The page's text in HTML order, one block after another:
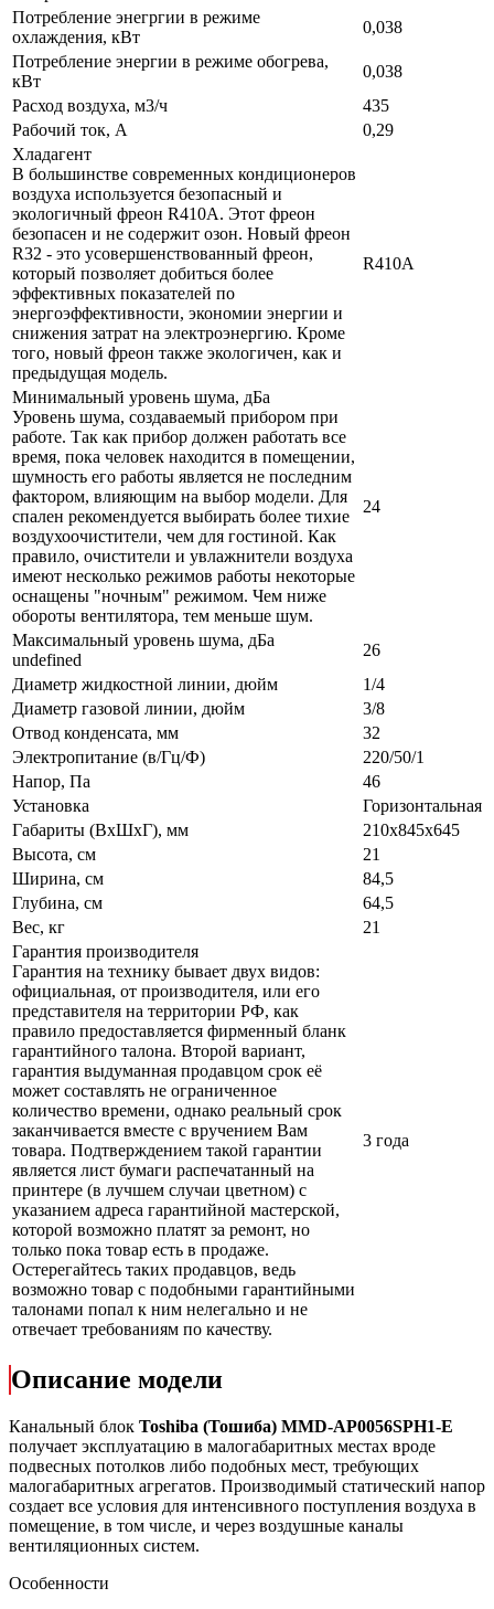
Потребление энегргии в режиме
охлаждения, кВт
0,038
Потребление энергии в режиме обогрева,
кВт
0,038
Расход воздуха, м3/ч
435
Рабочий ток, А
0,29
Хладагент
В большинстве современных кондиционеров
воздуха используется безопасный и
экологичный фреон R410A. Этот фреон
безопасен и не содержит озон. Новый фреон
R32 - это усовершенствованный фреон,
который позволяет добиться более
эффективных показателей по
энергоэффективности, экономии энергии и
снижения затрат на электроэнергию. Кроме
того, новый фреон также экологичен, как и
предыдущая модель.
R410A
Минимальный уровень шума, дБа
Уровень шума, создаваемый прибором при
работе. Так как прибор должен работать все
время, пока человек находится в помещении,
шумность его работы является не последним
фактором, влияющим на выбор модели. Для
спален рекомендуется выбирать более тихие
воздухоочистители, чем для гостиной. Как
правило, очистители и увлажнители воздуха
имеют несколько режимов работы некоторые
оснащены "ночным" режимом. Чем ниже
обороты вентилятора, тем меньше шум.
24
Максимальный уровень шума, дБа
undefined
26
Диаметр жидкостной линии, дюйм
1/4
Диаметр газовой линии, дюйм
3/8
Отвод конденсата, мм
32
Электропитание (в/Гц/Ф)
220/50/1
Напор, Па
46
Установка
Горизонтальная
Габариты (ВxШxГ), мм
210x845x645
Высота, см
21
Ширина, см
84,5
Глубина, см
64,5
Вес, кг
21
Гарантия производителя
Гарантия на технику бывает двух видов:
официальная, от производителя, или его
представителя на территории РФ, как
правило предоставляется фирменный бланк
гарантийного талона. Второй вариант,
гарантия выдуманная продавцом срок её
может составлять не ограниченное
количество времени, однако реальный срок
заканчивается вместе с вручением Вам
товара. Подтверждением такой гарантии
является лист бумаги распечатанный на
принтере (в лучшем случаи цветном) с
указанием адреса гарантийной мастерской,
которой возможно платят за ремонт, но
только пока товар есть в продаже.
Остерегайтесь таких продавцов, ведь
возможно товар с подобными гарантийными
талонами попал к ним нелегально и не
отвечает требованиям по качеству.
3 года
Описание модели
Канальный блок Toshiba (Тошиба) MMD-AP0056SPH1-E
получает эксплуатацию в малогабаритных местах вроде
подвесных потолков либо подобных мест, требующих
малогабаритных агрегатов. Производимый статический напор
создает все условия для интенсивного поступления воздуха в
помещение, в том числе, и через воздушные каналы
вентиляционных систем.
Особенности